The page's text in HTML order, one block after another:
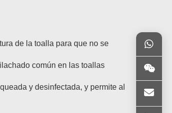
de la toalla para que no se
común en las toallas
y desinfectada, y permite al